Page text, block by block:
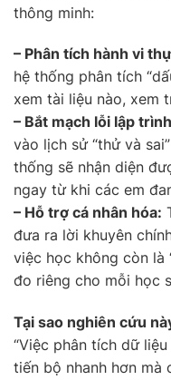
thông minh:
– Phân tích hành vi
hệ thống phân tích
xem tài liệu nào, xem
– Bắt mạch lỗi lập
vào lịch sử “thử và
thống sẽ nhận diện
ngay từ khi các em
– Hỗ trợ cá nhân hóa:
đưa ra lời khuyên
việc học không còn là
đo riêng cho mỗi học
Tại sao nghiên cứu
“Việc phân tích dữ
tiến bộ nhanh hơn mà